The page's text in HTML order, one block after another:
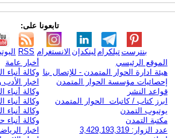
تابعونا على:
RSS الانستغرام لينكدإن تيلكرامبنترست
الموقع الرئيسي
هيئة ادارة الحوار المتمدن - للإتصال بنا
إحصائيات مؤسسة الحوار المتمدن
قواعد النشر
ابرز كتاب / كاتبات الحوار المتمدن
يوتيوب التمدن
مكتبة التمدن
عدد الزوار: 3,429,193,319
أخبار عامة
وكالة أنباء
اخبار الأدب
وكالة أنباء
وكالة أنباء
وكالة أنباء
وكالة
اخبار